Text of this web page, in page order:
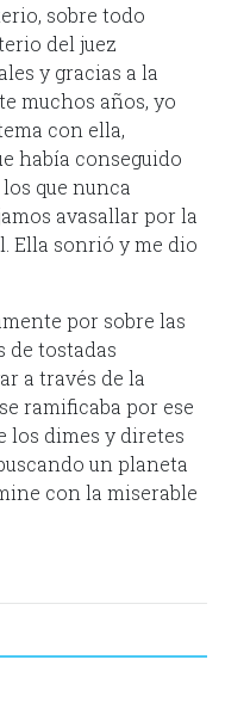
sobre todo
del juez
y gracias a la
muchos años, yo
con ella,
había conseguido
que nunca
avasallar por la
Ella sonrió y me dio
por sobre las
de tostadas
a través de la
ramificaba por ese
dimes y diretes
un planeta
con la miserable